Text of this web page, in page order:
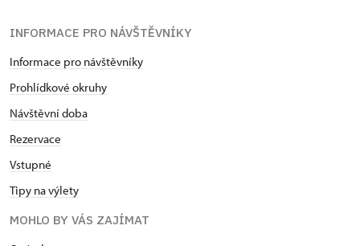
INFORMACE PRO NÁVŠTĚVNÍKY
Informace pro návštěvníky
Prohlídkové okruhy
Návštěvní doba
Rezervace
Vstupné
Tipy na výlety
MOHLO BY VÁS ZAJÍMAT